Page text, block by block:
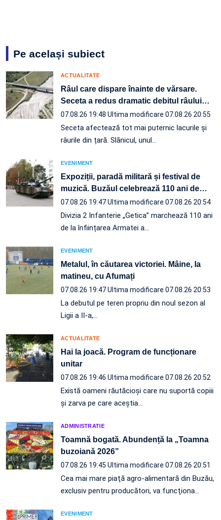
Pe același subiect
ACTUALITATE
Râul care dispare înainte de vărsare.
Seceta a redus dramatic debitul râului…
07.08.26 19:48 Ultima modificare 07.08.26 20:55
Seceta afectează tot mai puternic lacurile și
râurile din țară. Slănicul, unul…
EVENIMENT
Expoziții, paradă militară și festival de
muzică. Buzăul celebrează 110 ani de…
07.08.26 19:47Ultima modificare 07.08.26 20:54
Divizia 2 Infanterie „Getica” marchează 110 ani
de la înființarea Armatei a…
EVENIMENT
Metalul, în căutarea victoriei. Mâine, la
matineu, cu Afumați
07.08.26 19:47Ultima modificare 07.08.26 20:53
La debutul pe teren propriu din noul sezon al
Ligii a II-a,…
ACTUALITATE
Hai la joacă. Program de funcționare
unitar
07.08.26 19:46 Ultima modificare 07.08.26 20:52
Există oameni răutăcioși care nu suportă copiii
și zarva pe care aceștia…
ADMINISTRATIE
Toamnă bogată. Abundență la „Toamna
buzoiană 2026”
07.08.26 19:45 Ultima modificare 07.08.26 20:51
Cea mai mare piaţă agro-alimentară din Buzău,
exclusiv pentru producători, va funcţiona…
EVENIMENT